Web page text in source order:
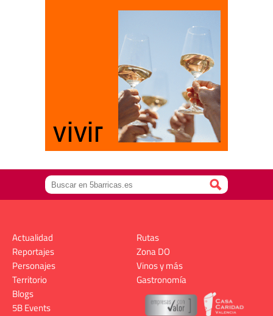
Actualidad
Reportajes
Personajes
Territorio
Rutas
Zona DO
Vinos y más
Gastronomía
Blogs
5B Events